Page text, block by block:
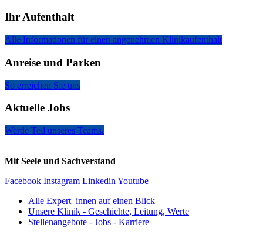
Ihr Aufenthalt
Alle Informationen für einen angenehmen Klinikaufenthalt
Anreise und Parken
So erreichen Sie uns
Aktuelle Jobs
Werde Teil unseres Teams.
Mit Seele und Sachverstand
Facebook Instagram Linkedin Youtube
Alle Expert_innen auf einen Blick
Unsere Klinik - Geschichte, Leitung, Werte
Stellenangebote - Jobs - Karriere